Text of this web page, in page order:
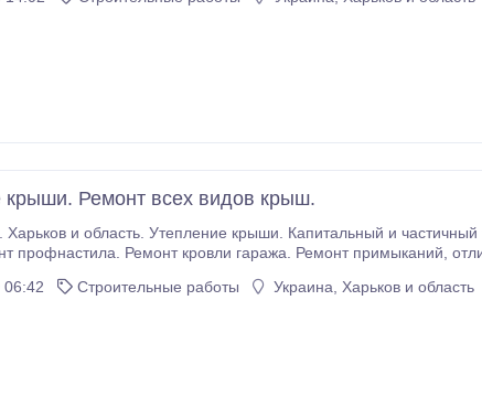
крыши. Ремонт всех видов крыш.
06:42
Строительные работы Украина, Харьков и область